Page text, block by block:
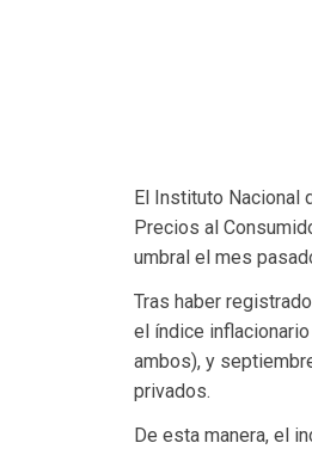
El Instituto Nacional
Precios al
umbral el mes
Tras haber
el índice
ambos), y
privados.
De esta manera, el